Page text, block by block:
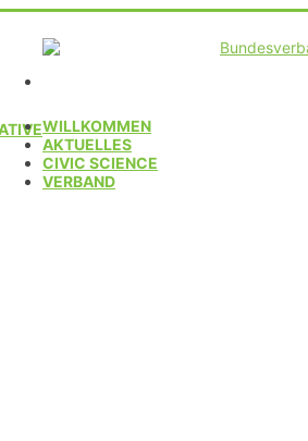
WILLKOMMEN
AKTUELLES
CIVIC SCIENCE
VERBAND